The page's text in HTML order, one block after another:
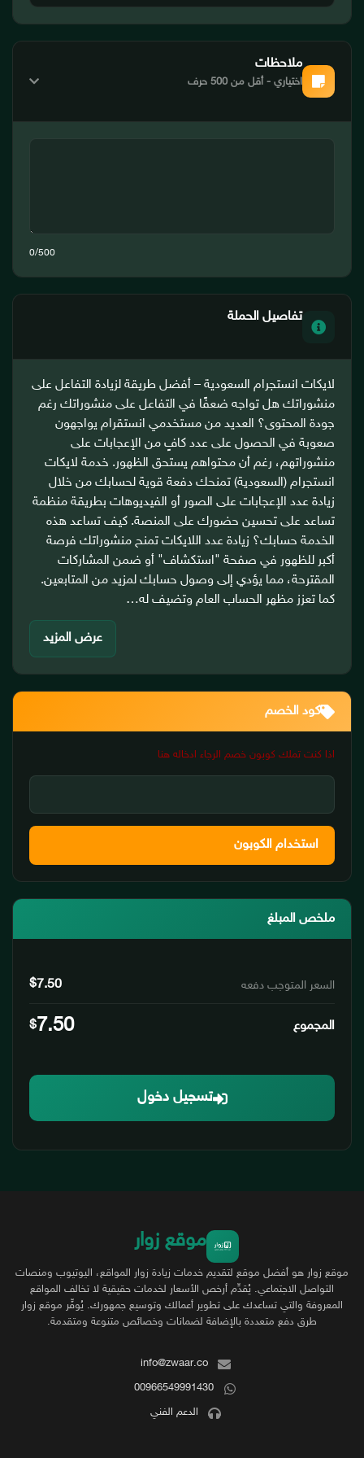
ملاحظات
اختياري - أقل من 500 حرف
0/500
تفاصيل الحملة
لايكات انستجرام السعودية – أفضل طريقة لزيادة التفاعل على
منشوراتك هل تواجه ضعفًا في التفاعل على منشوراتك رغم
جودة المحتوى؟ العديد من مستخدمي انستقرام يواجهون
صعوبة في الحصول على عدد كافٍ من الإعجابات على
منشوراتهم، رغم أن محتواهم يستحق الظهور. خدمة لايكات
انستجرام (السعودية) تمنحك دفعة قوية لحسابك من خلال
زيادة عدد الإعجابات على الصور أو الفيديوهات بطريقة منظمة
تساعد على تحسين حضورك على المنصة. كيف تساعد هذه
الخدمة حسابك؟ زيادة عدد اللايكات تمنح منشوراتك فرصة
أكبر للظهور في صفحة "استكشاف" أو ضمن المشاركات
المقترحة، مما يؤدي إلى وصول حسابك لمزيد من المتابعين.
كما تعزز مظهر الحساب العام وتضيف له…
عرض المزيد
كود الخصم
اذا كنت تملك كوبون خصم الرجاء ادخاله هنا
استخدام الكوبون
ملخص المبلغ
السعر المتوجب دفعه 7.50
$
المجموع 7.50
$
تسجيل دخول
موقع زوار
موقع زوار هو أفضل موقع لتقديم خدمات زيادة زوار المواقع، اليوتيوب ومنصات
التواصل الاجتماعي. يُقدِّم أرخص الأسعار لخدمات حقيقية لا تخالف المواقع
المعروفة والتي تساعدك على تطوير أعمالك وتوسيع جمهورك. يُوفِّر موقع زوار
طرق دفع متعددة بالإضافة لضمانات وخصائص متنوعة ومتقدمة.
info@zwaar.co
00966549991430
الدعم الفني